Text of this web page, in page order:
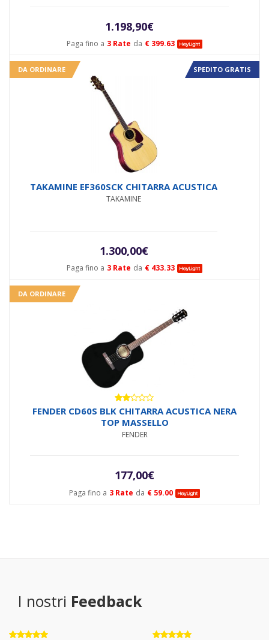
Paga fino a 3 Rate da € 399.63
1.198,90€
DA ORDINARE SPEDITO GRATIS
Paga fino a 3 Rate da € 433.33
TAKAMINE EF360SCK CHITARRA ACUSTICA
TAKAMINE
1.300,00€
DA ORDINARE
Paga fino a 3 Rate da € 59.00
Valutato
2.00
su
5
FENDER CD60S BLK CHITARRA ACUSTICA NERA
TOP MASSELLO
FENDER
177,00€
I nostri Feedback